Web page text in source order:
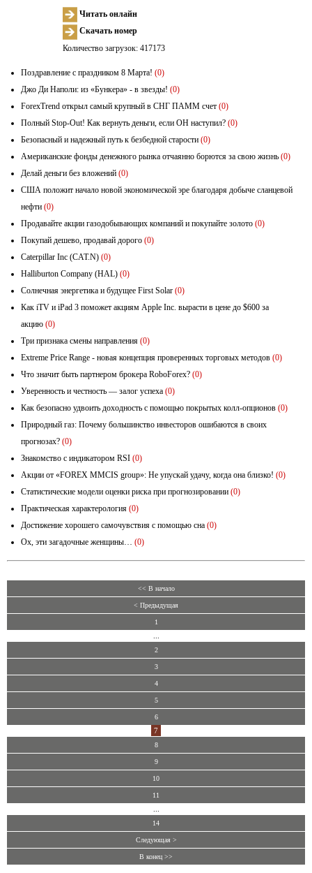
Читать онлайн
Скачать номер
Количество загрузок: 417173
Поздравление с праздником 8 Марта! (0)
Джо Ди Наполи: из «Бункера» - в звезды! (0)
ForexTrend открыл самый крупный в СНГ ПАММ счет (0)
Полный Stop-Out! Как вернуть деньги, если ОН наступил? (0)
Безопасный и надежный путь к безбедной старости (0)
Американские фонды денежного рынка отчаянно борются за свою жизнь (0)
Делай деньги без вложений (0)
США положит начало новой экономической эре благодаря добыче сланцевой
нефти (0)
Продавайте акции газодобывающих компаний и покупайте золото (0)
Покупай дешево, продавай дорого (0)
Caterpillar Inc (CAT.N) (0)
Halliburton Company (HAL) (0)
Солнечная энергетика и будущее First Solar (0)
Как iTV и iPad 3 поможет акциям Apple Inc. вырасти в цене до $600 за
акцию (0)
Три признака смены направления (0)
Extreme Price Range - новая концепция проверенных торговых методов (0)
Что значит быть партнером брокера RoboForex? (0)
Уверенность и честность — залог успеха (0)
Как безопасно удвоить доходность с помощью покрытых колл-опционов (0)
Природный газ: Почему большинство инвесторов ошибаются в своих
прогнозах? (0)
Знакомство с индикатором RSI (0)
Акции от «FOREX MMCIS group»: Не упускай удачу, когда она близко! (0)
Статистические модели оценки риска при прогнозировании (0)
Практическая характерология (0)
Достижение хорошего самочувствия с помощью сна (0)
Ох, эти загадочные женщины…
(0)
<< В начало
< Предыдущая
1
2
3
4
5
6
7
8
9
10
11
14
Следующая >
В конец >>